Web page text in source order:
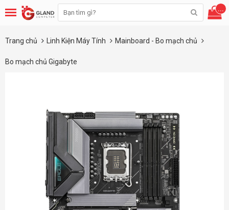
...
Trang chủ Linh Kiện Máy Tính Mainboard - Bo mạch chủ
Bo mạch chủ Gigabyte